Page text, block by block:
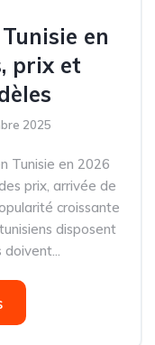
en
prix et
2025
Tunisie en 2026
prix, arrivée de
croissante
disposent
doivent...